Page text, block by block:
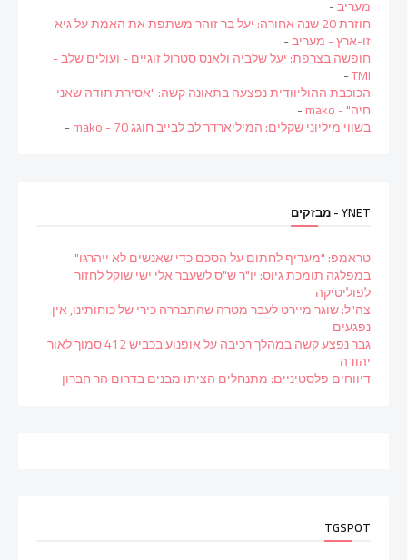
מעריב-
חוזרת 20 שנה אחורה: יעל בר זוהר משתפת את האמת על גיא
זו-ארץ - מעריב-
חופשה בצרפת: יעל שלביה ולאנס סטרול זוגיים - ועולים שלב -
TMI
-
הכוכבת ההוליוודית נפצעה בתאונה קשה: "אסירת תודה שאני
חיה" - mako -
בשווי מיליוני שקלים: המיליארדר לב לבייב חוגג 70 - mako -
YNET - מבזקים
טראמפ: "מעדיף לחתום על הסכם כדי שאנשים לא ייהרגו"
במפלגה תומכת גיוס: יו"ר ש"ס לשעבר אלי ישי שוקל לחזור
לפוליטיקה
צה"ל: שוגר מיירט לעבר מטרה שהתבררה כירי של כוחותינו, אין
נפגעים
גבר נפצע קשה במהלך רכיבה על אופנוע בכביש 412 סמוך לאור
יהודה
דיווחים פלסטיניים: מתנחלים הציתו מבנים בדרום הר חברון
TGSPOT